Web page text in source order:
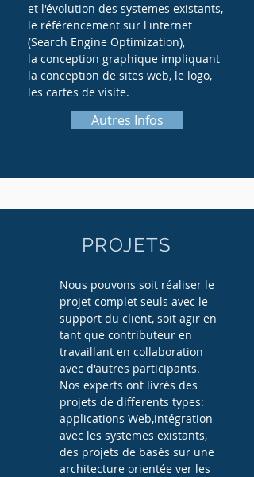
et l'évolution des systemes existants,
le référencement sur l'internet
(Search Engine Optimization),
la conception graphique impliquant
la conception de sites web, le logo,
les cartes de visite.
Autres Infos
PROJETS
Nous pouvons soit réaliser le
projet complet seuls avec le
support du client, soit agir en
tant que contributeur en
travaillant en collaboration
avec d'autres participants.
Nos experts ont livrés des
projets de differents types:
applications Web,intégration
avec les systemes existants,
des projets de basés sur une
architecture orientée ver les